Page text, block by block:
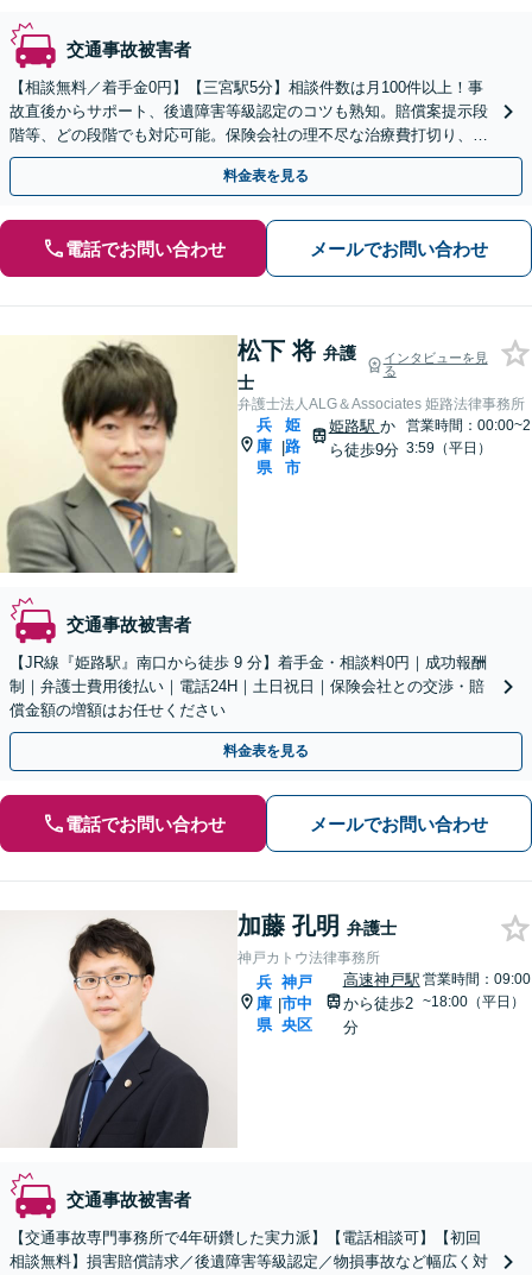
交通事故被害者
【相談無料／着手金0円】【三宮駅5分】相談件数は月100件以上！事
故直後からサポート、後遺障害等級認定のコツも熟知。賠償案提示段
階等、どの段階でも対応可能。保険会社の理不尽な治療費打切り、減
額と長年戦ってきた経験をもとに、粘り強く戦います。
料金表を見る
電話でお問い合わせ メールでお問い合わせ
松下 将 弁護
士
インタビューを見
る
弁護士法人ALG＆Associates 姫路法律事務所
兵
庫
県
|
姫
路
市
姫路駅 か
ら徒歩9分
営業時間：00:00~2
3:59（平日）
交通事故被害者
【JR線『姫路駅』南口から徒歩 9 分】着手金・相談料0円｜成功報酬
制｜弁護士費用後払い｜電話24H｜土日祝日｜保険会社との交渉・賠
償金額の増額はお任せください
料金表を見る
電話でお問い合わせ メールでお問い合わせ
加藤 孔明 弁護士
神戸カトウ法律事務所
兵
庫
県
|
神戸
市中
央区
高速神戸駅
から徒歩2
分
営業時間：09:00
~18:00（平日）
交通事故被害者
【交通事故専門事務所で4年研鑽した実力派】【電話相談可】【初回
相談無料】損害賠償請求／後遺障害等級認定／物損事故など幅広く対